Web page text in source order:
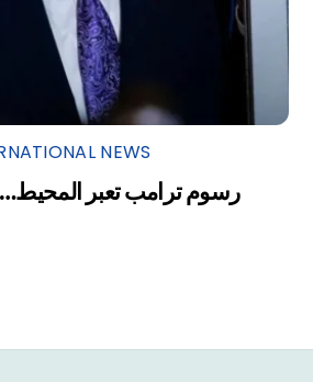
NEWS
رسوم ترامب تعبر المحيط…